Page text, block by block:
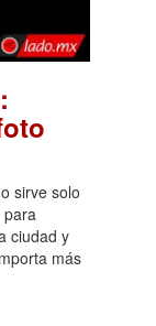
sirve solo
para
ciudad y
más